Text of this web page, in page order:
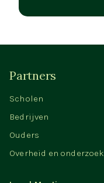
Partners
Scholen
Bedrijven
Ouders
Overheid en onderzoek